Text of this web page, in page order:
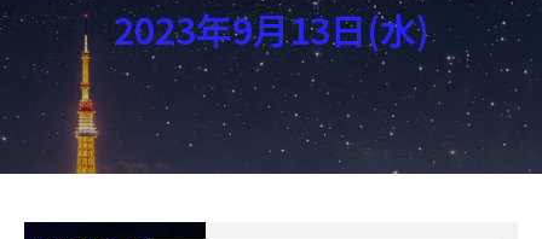
あなたの所属部屋を探そう！
最恐の相性占い
秘伝公開！吉凶カレンダー
記事カテゴリー
2023年9月13日(水)